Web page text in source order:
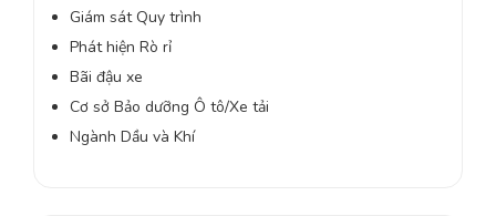
Giám sát Quy trình
Phát hiện Rò rỉ
Bãi đậu xe
Cơ sở Bảo dưỡng Ô tô/Xe tải
Ngành Dầu và Khí